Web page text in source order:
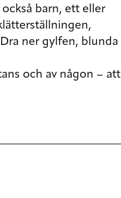
barn, ett eller
ner gylfen, blunda
och av någon – att